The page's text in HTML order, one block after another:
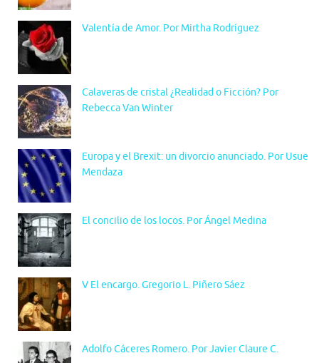
Valentía de Amor. Por Mirtha Rodríguez
Calaveras de cristal ¿Realidad o Ficción? Por
Rebecca Van Winter
Europa y el Brexit: un divorcio anunciado. Por Usue
Mendaza
El concilio de los locos. Por Ángel Medina
V El encargo. Gregorio L. Piñero Sáez
Adolfo Cáceres Romero. Por Javier Claure C.